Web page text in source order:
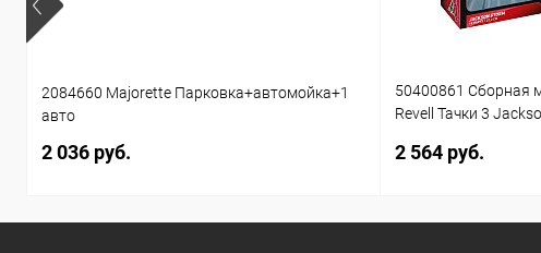
2084660 Majorette Парковка+автомойка+1
авто
2 036 руб.
50400861 Сборная
Revell Тачки 3
2 564 руб.